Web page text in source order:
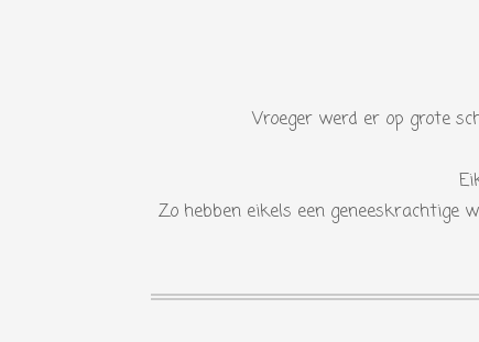
Vroeger werd er op grote
Zo hebben eikels een geneeskrachtige